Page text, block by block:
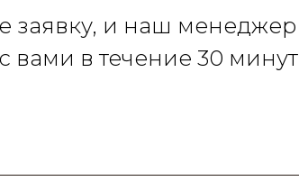
заявку, и наш менеджер
вами в течение 30 минут